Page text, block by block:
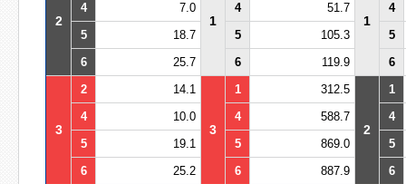
2 1 1
4
7.0 4 51.7
4
5
18.7 5 105.3
5
6
25.7 6 119.9 6
3
2 14.1
3
1 312.5
2
1
4
10.0 4 588.7
4
5
19.1 5 869.0
5
6
25.2 6 887.9 6